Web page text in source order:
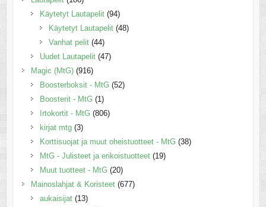
Käytetyt Lautapelit (94)
Käytetyt Lautapelit (48)
Vanhat pelit (44)
Uudet Lautapelit (47)
Magic (MtG) (916)
Boosterboksit - MtG (52)
Boosterit - MtG (1)
Irtokortit - MtG (806)
kirjat mtg (3)
Korttisuojat ja muut oheistuotteet - MtG (38)
MtG - Julisteet ja erikoistuotteet (19)
Muut tuotteet - MtG (20)
Mainoslahjat & Koristeet (677)
aukaisijat (13)